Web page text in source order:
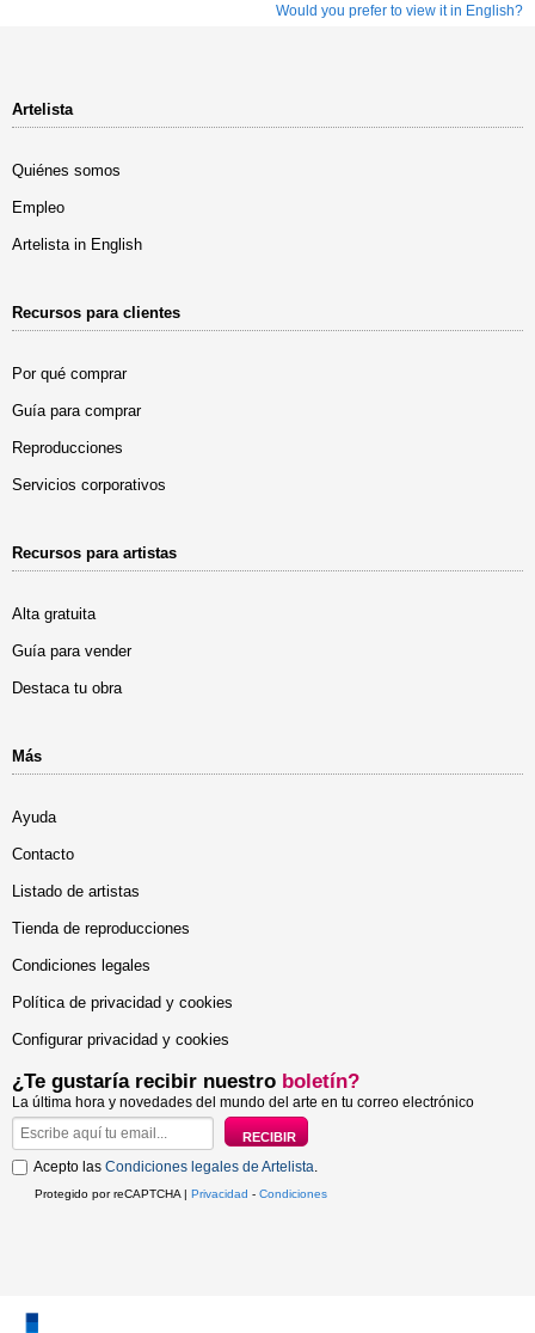
Would you prefer to view it in English?
Artelista
Quiénes somos
Empleo
Artelista in English
Recursos para clientes
Por qué comprar
Guía para comprar
Reproducciones
Servicios corporativos
Recursos para artistas
Alta gratuita
Guía para vender
Destaca tu obra
Más
Ayuda
Contacto
Listado de artistas
Tienda de reproducciones
Condiciones legales
Política de privacidad y cookies
Configurar privacidad y cookies
¿Te gustaría recibir nuestro boletín?
La última hora y novedades del mundo del arte en tu correo electrónico
Acepto las Condiciones legales de Artelista.
Protegido por reCAPTCHA | Privacidad - Condiciones